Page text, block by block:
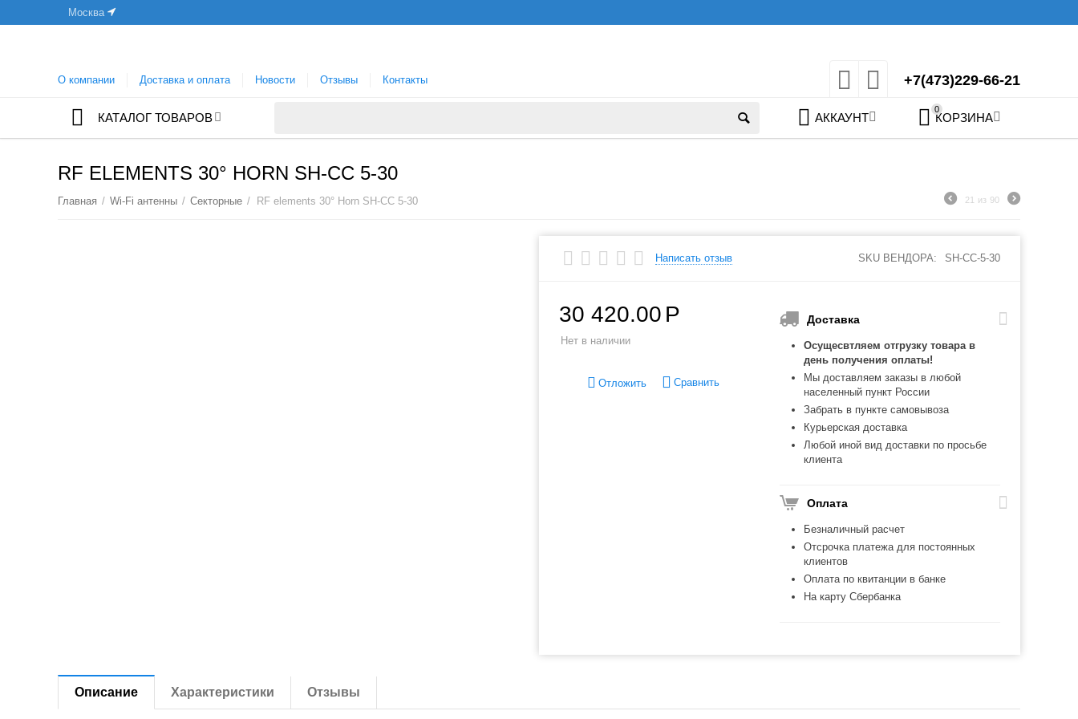
Москва
О компании Доставка и оплата Новости Отзывы Контакты +7(473)229-66-21
КАТАЛОГ ТОВАРОВ
0
КОРЗИНА
АККАУНТ
RF ELEMENTS 30° HORN SH-CC 5-30
Главная / Wi-Fi антенны / Секторные / RF elements 30° Horn SH-CC 5-30 21 из 90
Написать отзыв SKU ВЕНДОРА: SH-CC-5-30
30 420.00 Р
Нет в наличии
Отложить Сравнить
Доставка
Осущесвтляем отгрузку товара в
день получения оплаты!
Мы доставляем заказы в любой
населенный пункт России
Забрать в пункте самовывоза
Курьерская доставка
Любой иной вид доставки по просьбе
клиента
Оплата
Безналичный расчет
Отсрочка платежа для постоянных
клиентов
Оплата по квитанции в банке
На карту Сбербанка
Описание Характеристики Отзывы